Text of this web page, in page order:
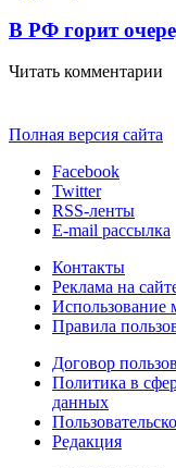
В РФ горит
Читать комментарии
Полная версия сайта
Facebook
Twitter
RSS-ленты
E-mail рассылка
Контакты
Реклама на
Использование
Правила
Договор
Политика в
данных
Редакция